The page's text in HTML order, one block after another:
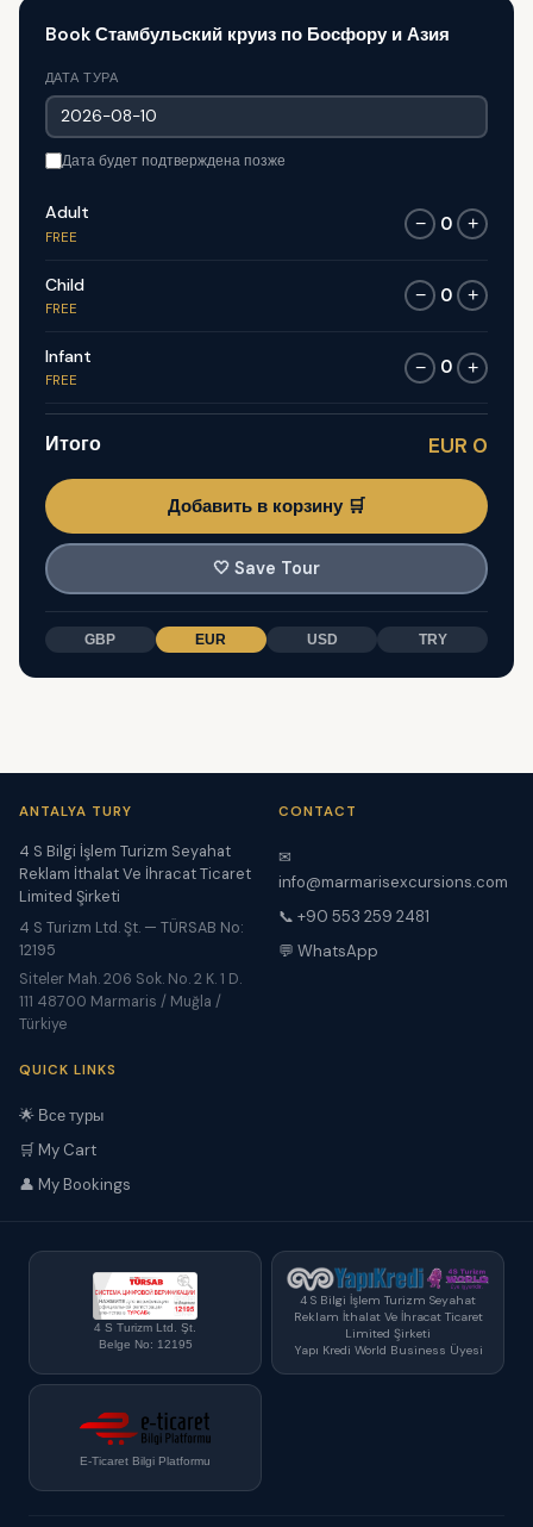
Book Стамбульский круиз по Босфору и Азия
ДАТА ТУРА
Дата будет подтверждена позже
Adult
FREE
− 0 +
Child
FREE
− 0 +
Infant
FREE
− 0 +
Итого EUR 0
Добавить в корзину 🛒
🤍 Save Tour
GBP EUR USD TRY
ANTALYA TURY
4 S Bilgi İşlem Turizm Seyahat
Reklam İthalat Ve İhracat Ticaret
Limited Şirketi
4 S Turizm Ltd. Şt. — TÜRSAB No:
12195
Siteler Mah. 206 Sok. No. 2 K. 1 D.
111 48700 Marmaris / Muğla /
Türkiye
CONTACT
✉
info@marmarisexcursions.com
📞 +90 553 259 2481
💬 WhatsApp
QUICK LINKS
🌟 Все туры
🛒 My Cart
👤 My Bookings
4 S Turizm Ltd. Şt.
Belge No: 12195
4 S Bilgi İşlem Turizm Seyahat
Reklam İthalat Ve İhracat Ticaret
Limited Şirketi
Yapı Kredi World Business Üyesi
E-Ticaret Bilgi Platformu